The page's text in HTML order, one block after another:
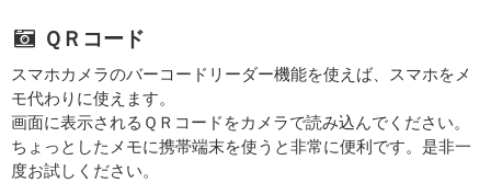
ＱＲコード
スマホカメラのバーコードリーダー機能を使えば、スマホをメ
モ代わりに使えます。
画面に表示されるＱＲコードをカメラで読み込んでください。
ちょっとしたメモに携帯端末を使うと非常に便利です。是非一
度お試しください。